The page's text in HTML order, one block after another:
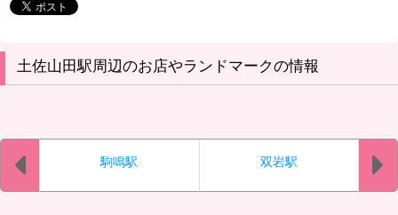
土佐山田駅周辺のお店やランドマークの情報
駒鳴駅 双岩駅